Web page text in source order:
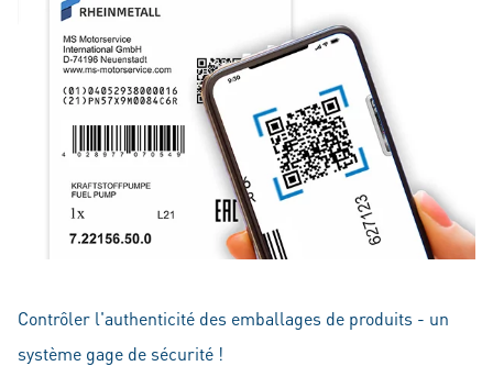
Contrôler l'authenticité des emballages de produits - un
système gage de sécurité !